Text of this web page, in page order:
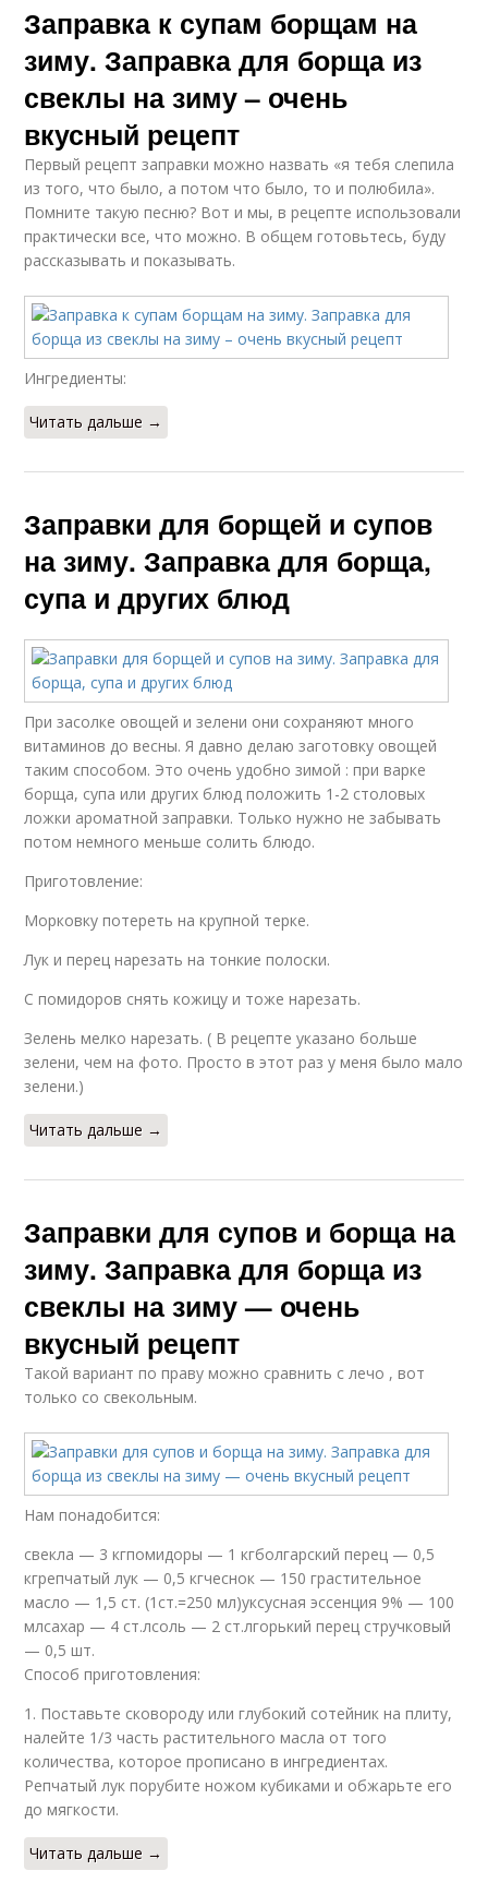
Заправка к супам борщам на
зиму. Заправка для борща из
свеклы на зиму – очень
вкусный рецепт
Первый рецепт заправки можно назвать «я тебя слепила
из того, что было, а потом что было, то и полюбила».
Помните такую песню? Вот и мы, в рецепте использовали
практически все, что можно. В общем готовьтесь, буду
рассказывать и показывать.
Ингредиенты:
Читать дальше →
Заправки для борщей и супов
на зиму. Заправка для борща,
супа и других блюд
При засолке овощей и зелени они сохраняют много
витаминов до весны. Я давно делаю заготовку овощей
таким способом. Это очень удобно зимой : при варке
борща, супа или других блюд положить 1-2 столовых
ложки ароматной заправки. Только нужно не забывать
потом немного меньше солить блюдо.
Приготовление:
Морковку потереть на крупной терке.
Лук и перец нарезать на тонкие полоски.
С помидоров снять кожицу и тоже нарезать.
Зелень мелко нарезать. ( В рецепте указано больше
зелени, чем на фото. Просто в этот раз у меня было мало
зелени.)
Читать дальше →
Заправки для супов и борща на
зиму. Заправка для борща из
свеклы на зиму — очень
вкусный рецепт
Такой вариант по праву можно сравнить с лечо , вот
только со свекольным.
Нам понадобится:
свекла — 3 кгпомидоры — 1 кгболгарский перец — 0,5
кгрепчатый лук — 0,5 кгчеснок — 150 грастительное
масло — 1,5 ст. (1ст.=250 мл)уксусная эссенция 9% — 100
млсахар — 4 ст.лсоль — 2 ст.лгорький перец стручковый
— 0,5 шт.
Способ приготовления:
1. Поставьте сковороду или глубокий сотейник на плиту,
налейте 1/3 часть растительного масла от того
количества, которое прописано в ингредиентах.
Репчатый лук порубите ножом кубиками и обжарьте его
до мягкости.
Читать дальше →